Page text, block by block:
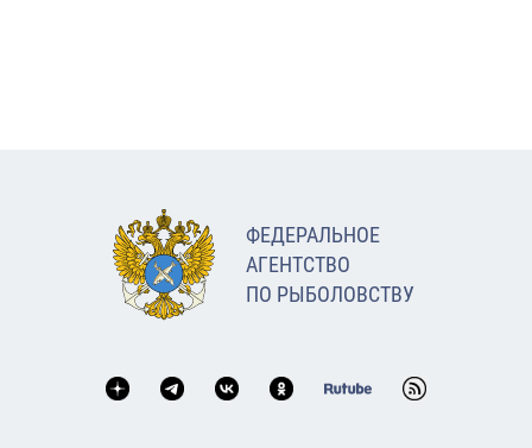
ФЕДЕРАЛЬНОЕ
АГЕНТСТВО
ПО РЫБОЛОВСТВУ